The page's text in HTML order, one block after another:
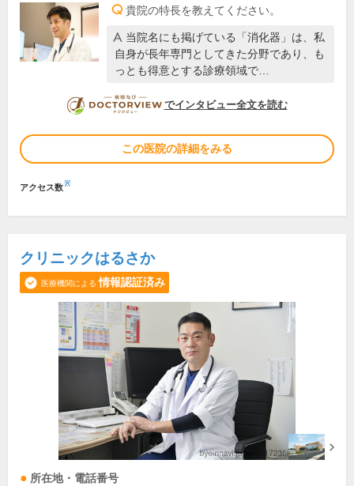
貴院の特長を教えてください。
当院名にも掲げている「消化器」は、私
自身が長年専門としてきた分野であり、も
っとも得意とする診療領域で…
DOCTORVIEW
でインタビュー全文を読む
この医院の詳細をみる
アクセス数※
クリニックはるさか
医療機関による 情報認証済み
所在地・電話番号